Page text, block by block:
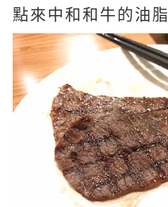
點來中和和牛的油